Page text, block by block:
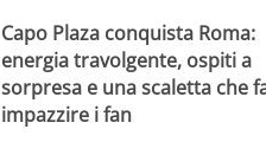
Capo Plaza conquista Roma:
energia travolgente, ospiti a
sorpresa e una scaletta che
impazzire i fan